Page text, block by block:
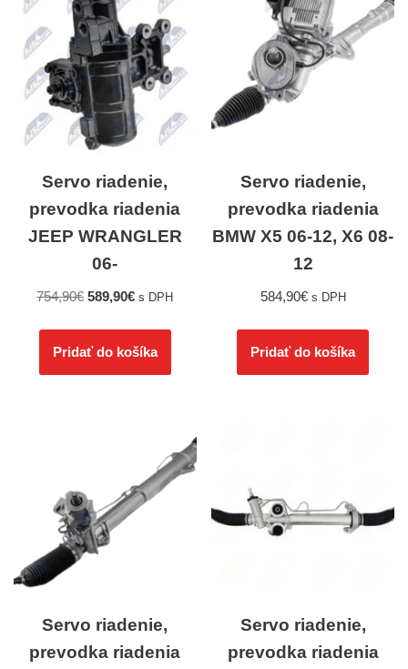
Servo riadenie,
prevodka riadenia
JEEP WRANGLER
06-
754,90€ 589,90€ s DPH
Pridať do košíka
Servo riadenie,
prevodka riadenia
BMW X5 06-12, X6 08-
12
584,90€ s DPH
Pridať do košíka
Servo riadenie,
prevodka riadenia
Servo riadenie,
prevodka riadenia